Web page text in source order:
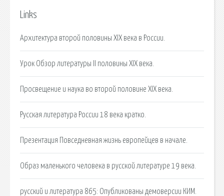
Links
Архитектура второй половины XIX века в России.
Урок Обзор литературы II половины XIX века.
Просвещение и наука во второй половине XIX века.
Русская литература России 18 века кратко.
Презентация Повседневная жизнь европейцев в начале.
Образ маленького человека в русской литературе 19 века.
русский и литература 865: Опубликованы демоверсии КИМ.